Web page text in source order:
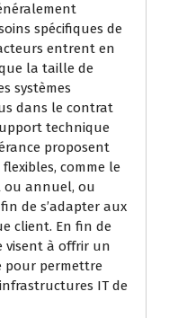
spécifiques de
entrent en
la taille de
systèmes
dans le contrat
technique
proposent
comme le
ou annuel, ou
de s’adapter aux
client. En fin de
visent à offrir un
pour permettre
IT de